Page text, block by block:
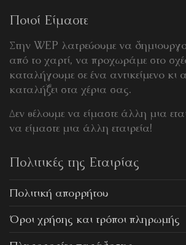
Ποιοί Είμαστε
Στην WEP λατρεύουμε να
από το χαρτί, να προχωράμε στο
καταλήγουμε σε ένα αντικείμενο κι
καταλήξει στα χέρια σας.
Δεν θέλουμε να είμαστε άλλη μια
να είμαστε μια άλλη εταιρεία!
Πολιτικές της Εταιρίας
Πολιτική απορρήτου
Όροι χρήσης και τρόποι πληρωμής